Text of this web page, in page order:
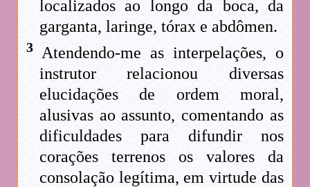
localizados ao longo da boca, da
garganta, laringe, tórax e abdômen.
3 Atendendo-me as interpelações, o
instrutor relacionou diversas
elucidações de ordem moral,
alusivas ao assunto, comentando as
dificuldades para difundir nos
corações terrenos os valores da
consolação legítima, em virtude das